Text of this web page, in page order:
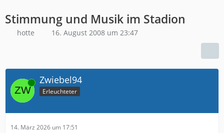
Stimmung und Musik im Stadion
hotte 16. August 2008 um 23:47
Online Zwiebel94
Erleuchteter
14. März 2026 um 17:51